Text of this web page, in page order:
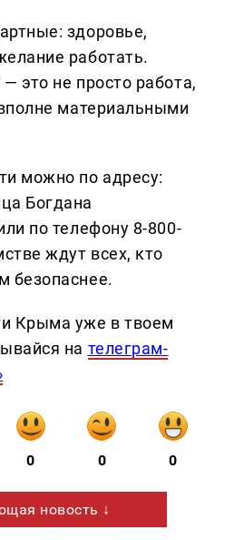
здоровье,
работать.
это не просто работа,
материальными
можно по адресу:
Богдана
по телефону 8-800-
ждут всех, кто
безопаснее.
Крыма уже в твоем
на телеграм-
0 0 0
новость ↓